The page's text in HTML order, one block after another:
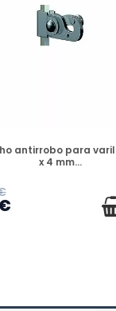
DISPONIBLE
antirrobo para
x 4 mm...